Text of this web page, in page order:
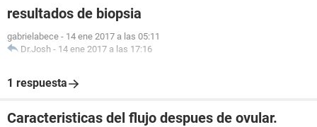
resultados de biopsia
gabrielabece - 14 ene 2017 a las 05:11
Dr.Josh - 14 ene 2017 a las 17:16
1 respuesta
Caracteristicas del flujo despues de ovular.